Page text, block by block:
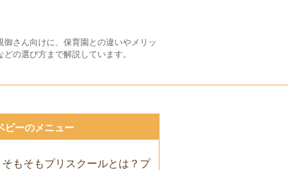
さん向けに、保育園との違いやメリッ
の選び方まで解説しています。
ビーのメニュー
そもそもプリスクールとは？プ